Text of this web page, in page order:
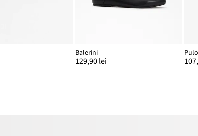
Balerini
129,90 lei